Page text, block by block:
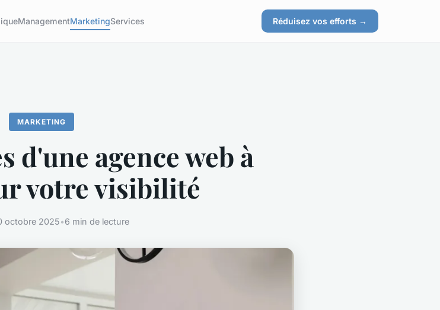
ManagementMarketingServices Réduisez vos efforts →
MARKETING
d'une agence web à
votre visibilité
octobre 2025•6 min de lecture